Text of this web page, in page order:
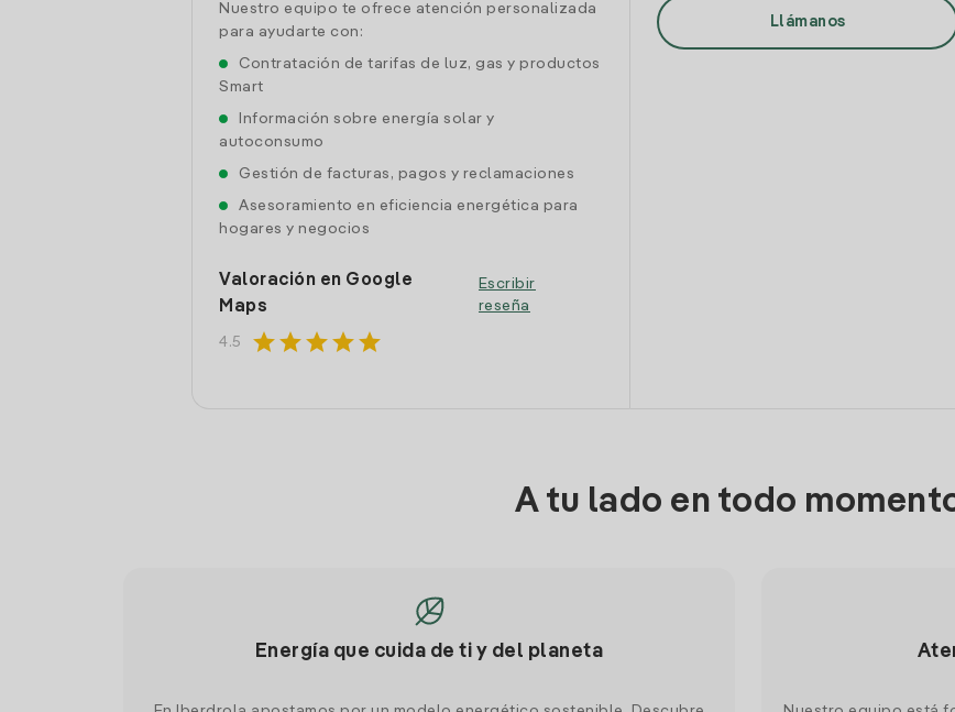
Nuestro equipo te ofrece atención personalizada
para ayudarte con:
Contratación de tarifas de luz, gas y productos
Smart
Información sobre energía solar y
autoconsumo
Gestión de facturas, pagos y reclamaciones
Asesoramiento en eficiencia energética para
hogares y negocios
Valoración en Google
Maps
4.5 starstarstarstarstar
Escribir
reseña
Llámanos
A tu lado en todo
Energía que cuida de ti y del planeta